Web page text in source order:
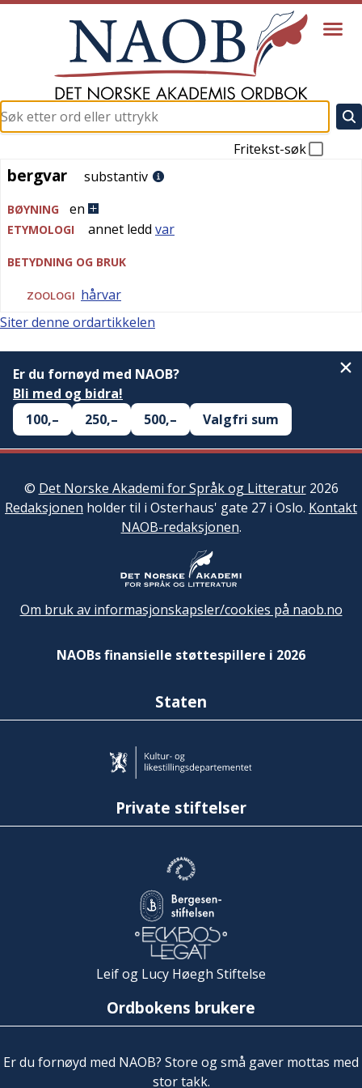
Fritekst-søk
bergvar
bergvar substantiv
BØYNING en
ETYMOLOGI annet ledd var
BETYDNING OG BRUK
ZOOLOGI hårvar
Siter denne ordartikkelen
Er du fornøyd med NAOB?
Bli med og bidra!
100,–
250,– 500,– Valgfri sum
© Det Norske Akademi for Språk og Litteratur2026
Redaksjonen holder til i Osterhaus' gate 27 i Oslo. Kontakt
NAOB-redaksjonen.
Om bruk av informasjonskapsler/cookies på naob.no
NAOBs finansielle støttespillere i 2026
Staten
Private stiftelser
Leif og Lucy Høegh Stiftelse
Ordbokens brukere
Er du fornøyd med NAOB? Store og små gaver mottas med
stor takk.